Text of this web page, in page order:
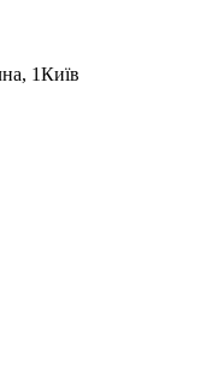
1Київ